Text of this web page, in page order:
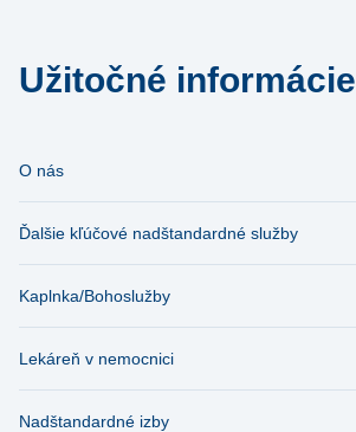
Užitočné informácie
O nás
Ďalšie kľúčové nadštandardné služby
Kaplnka/Bohoslužby
Lekáreň v nemocnici
Nadštandardné izby